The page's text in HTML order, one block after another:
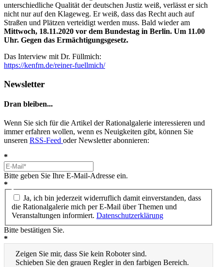
unterschiedliche Qualität der deutschen Justiz weiß, verlässt er sich
nicht nur auf den Klageweg. Er weiß, dass das Recht auch auf
Straßen und Plätzen verteidigt werden muss. Bald wieder am
Mittwoch, 18.11.2020 vor dem Bundestag in Berlin. Um 11.00
Uhr. Gegen das Ermächtigungsgesetz.
Das Interview mit Dr. Füllmich:
https://kenfm.de/reiner-fuellmich/
Newsletter
Dran bleiben...
Wenn Sie sich für die Artikel der Rationalgalerie interessieren und
immer erfahren wollen, wenn es Neuigkeiten gibt, können Sie
unseren RSS-Feed oder Newsletter abonnieren:
*
Bitte geben Sie Ihre E-Mail-Adresse ein.
*
Ja, ich bin jederzeit widerruflich damit einverstanden, dass
die Rationalgalerie mich per E-Mail über Themen und
Veranstaltungen informiert. Datenschutzerklärung
Bitte bestätigen Sie.
*
Zeigen Sie mir, dass Sie kein Roboter sind.
Schieben Sie den grauen Regler in den farbigen Bereich.